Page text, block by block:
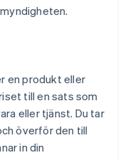
en produkt eller
till en sats som
eller tjänst. Du tar
överför den till
in din